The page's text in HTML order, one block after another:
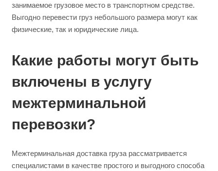
занимаемое грузовое место в транспортном средстве.
Выгодно перевести груз небольшого размера могут как
физические, так и юридические лица.
Какие работы могут быть
включены в услугу
межтерминальной
перевозки?
Межтерминальная доставка груза рассматривается
специалистами в качестве простого и выгодного способа